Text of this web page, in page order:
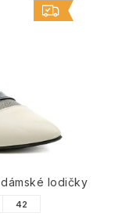
lodičky
42